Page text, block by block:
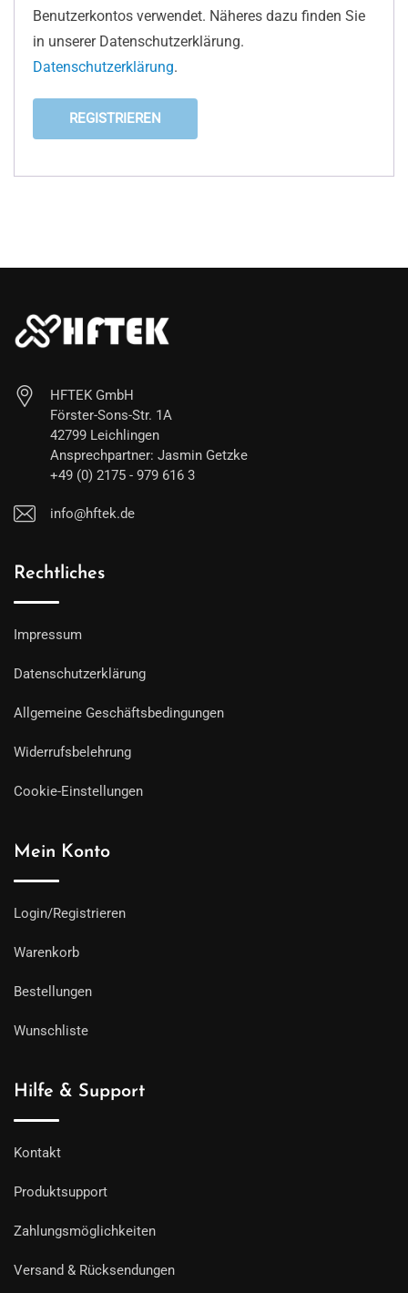
Benutzerkontos verwendet. Näheres dazu finden Sie
in unserer Datenschutzerklärung.
Datenschutzerklärung.
REGISTRIEREN
HFTEK GmbH
Förster-Sons-Str. 1A
42799 Leichlingen
Ansprechpartner: Jasmin Getzke
+49 (0) 2175 - 979 616 3
info@hftek.de
Rechtliches
Impressum
Datenschutzerklärung
Allgemeine Geschäftsbedingungen
Widerrufsbelehrung
Cookie-Einstellungen
Mein Konto
Login/Registrieren
Warenkorb
Bestellungen
Wunschliste
Hilfe & Support
Kontakt
Produktsupport
Zahlungsmöglichkeiten
Versand & Rücksendungen